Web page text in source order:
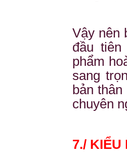
Vậy nên
đầu
phẩm
sang
bản
chuyên
7./ KIỂU